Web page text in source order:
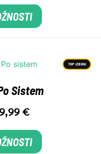
TOP IZBIRA
Sistem
€